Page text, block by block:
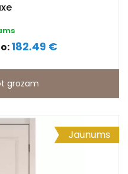
182.49 €
grozam
Jaunums